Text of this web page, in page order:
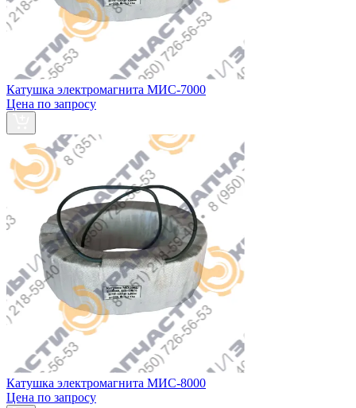
Катушка электромагнита МИС-7000
Цена по запросу
Катушка электромагнита МИС-8000
Цена по запросу